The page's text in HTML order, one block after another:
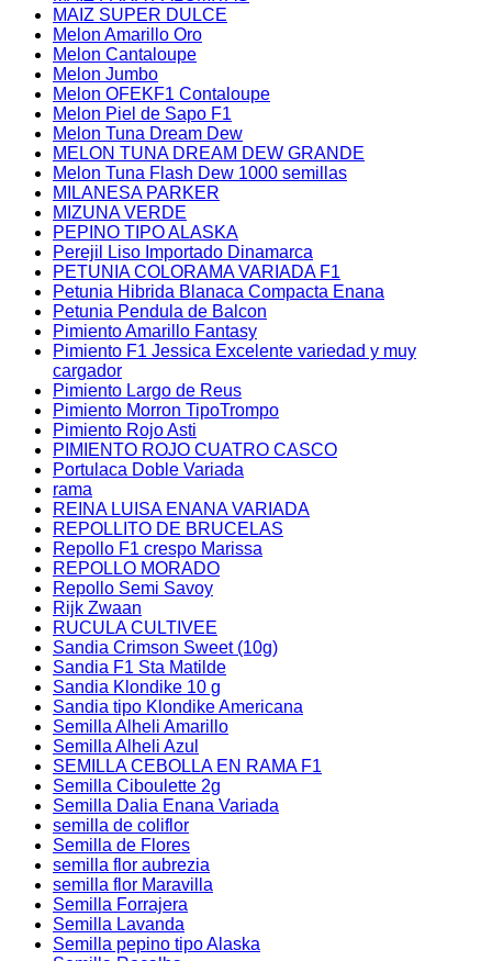
MAIZ SUPER DULCE
Melon Amarillo Oro
Melon Cantaloupe
Melon Jumbo
Melon OFEKF1 Contaloupe
Melon Piel de Sapo F1
Melon Tuna Dream Dew
MELON TUNA DREAM DEW GRANDE
Melon Tuna Flash Dew 1000 semillas
MILANESA PARKER
MIZUNA VERDE
PEPINO TIPO ALASKA
Perejil Liso Importado Dinamarca
PETUNIA COLORAMA VARIADA F1
Petunia Hibrida Blanaca Compacta Enana
Petunia Pendula de Balcon
Pimiento Amarillo Fantasy
Pimiento F1 Jessica Excelente variedad y muy
cargador
Pimiento Largo de Reus
Pimiento Morron TipoTrompo
Pimiento Rojo Asti
PIMIENTO ROJO CUATRO CASCO
Portulaca Doble Variada
rama
REINA LUISA ENANA VARIADA
REPOLLITO DE BRUCELAS
Repollo F1 crespo Marissa
REPOLLO MORADO
Repollo Semi Savoy
Rijk Zwaan
RUCULA CULTIVEE
Sandia Crimson Sweet (10g)
Sandia F1 Sta Matilde
Sandia Klondike 10 g
Sandia tipo Klondike Americana
Semilla Alheli Amarillo
Semilla Alheli Azul
SEMILLA CEBOLLA EN RAMA F1
Semilla Ciboulette 2g
Semilla Dalia Enana Variada
semilla de coliflor
Semilla de Flores
semilla flor aubrezia
semilla flor Maravilla
Semilla Forrajera
Semilla Lavanda
Semilla pepino tipo Alaska